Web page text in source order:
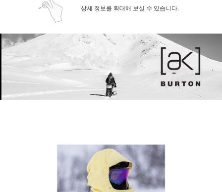
페이코 ID로 페
상세 정보를 확대해 보실 수 있습니다.